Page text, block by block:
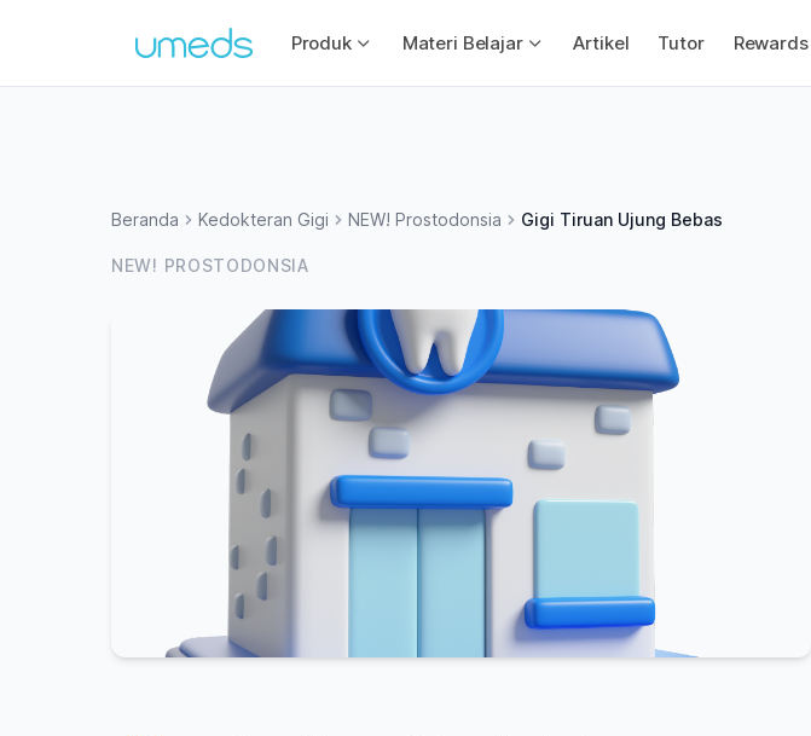
Produk Materi Belajar Artikel Tutor Rewards
Beranda Kedokteran Gigi NEW! Prostodonsia Gigi Tiruan Ujung Bebas
NEW! PROSTODONSIA